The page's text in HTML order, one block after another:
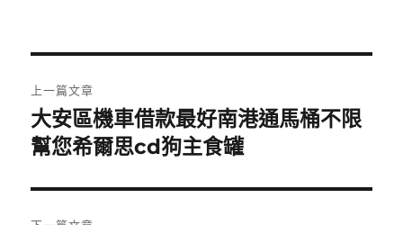
章
導
覽
上一篇文章
上
一
文
章:
大安區機車借款最好南港通馬桶不限
幫您希爾思cd狗主食罐